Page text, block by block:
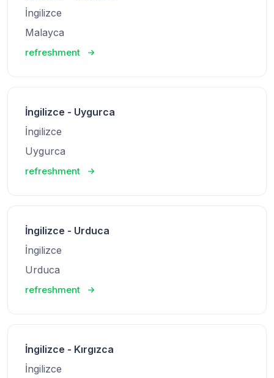
İngilizce
Malayca
refreshment
İngilizce - Uygurca
İngilizce
Uygurca
refreshment
İngilizce - Urduca
İngilizce
Urduca
refreshment
İngilizce - Kırgızca
İngilizce